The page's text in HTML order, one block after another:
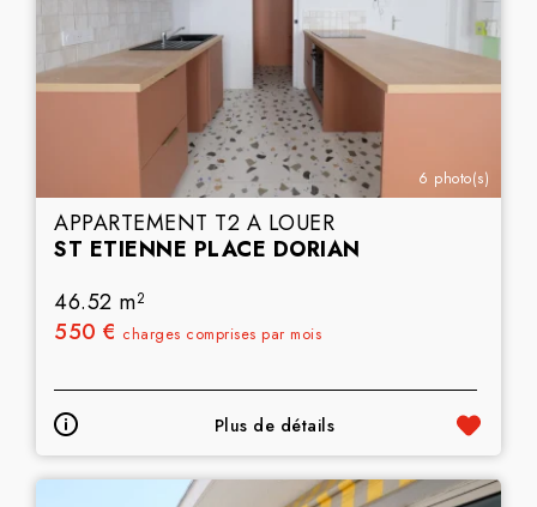
6 photo(s)
APPARTEMENT T2 A LOUER
ST ETIENNE PLACE DORIAN
46.52 m2
550 € charges comprises par mois
Plus de détails